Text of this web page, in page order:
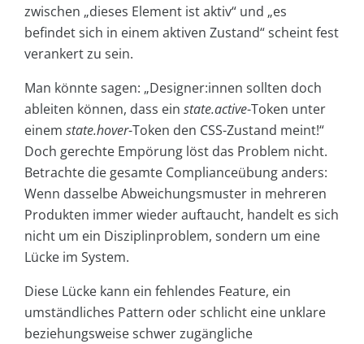
zwischen „dieses Element ist aktiv“ und „es
befindet sich in einem aktiven Zustand“ scheint fest
verankert zu sein.
Man könnte sagen: „Designer:innen sollten doch
ableiten können, dass ein state.active-Token unter
einem state.hover-Token den CSS-Zustand meint!“
Doch gerechte Empörung löst das Problem nicht.
Betrachte die gesamte Complianceübung anders:
Wenn dasselbe Abweichungsmuster in mehreren
Produkten immer wieder auftaucht, handelt es sich
nicht um ein Disziplinproblem, sondern um eine
Lücke im System.
Diese Lücke kann ein fehlendes Feature, ein
umständliches Pattern oder schlicht eine unklare
beziehungsweise schwer zugängliche